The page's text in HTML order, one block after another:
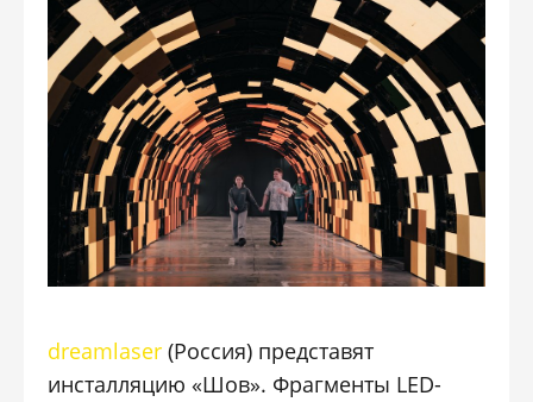
dreamlaser (Россия) представят
инсталляцию «Шов». Фрагменты LED-